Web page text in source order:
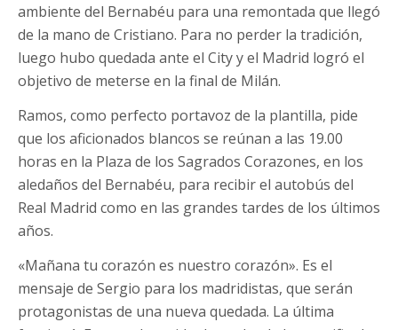
ambiente del Bernabéu para una remontada que llegó
de la mano de Cristiano. Para no perder la tradición,
luego hubo quedada ante el City y el Madrid logró el
objetivo de meterse en la final de Milán.
Ramos, como perfecto portavoz de la plantilla, pide
que los aficionados blancos se reúnan a las 19.00
horas en la Plaza de los Sagrados Corazones, en los
aledaños del Bernabéu, para recibir el autobús del
Real Madrid como en las grandes tardes de los últimos
años.
«Mañana tu corazón es nuestro corazón». Es el
mensaje de Sergio para los madridistas, que serán
protagonistas de una nueva quedada. La última